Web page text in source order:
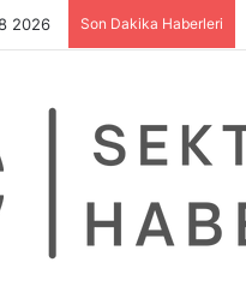
2026 Son Dakika Haberleri